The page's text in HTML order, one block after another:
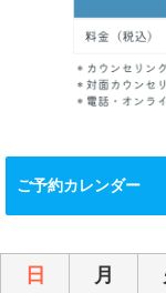
ご予約カレンダー
日
月